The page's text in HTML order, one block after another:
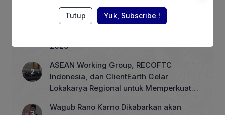
Terhimpit Persoalan Keuangan, PT GNI
2026
ASEAN Working Group, RECOFTC
Indonesia, dan ClientEarth Gelar
Lokakarya Regional untuk Memperkuat
Wagub Rano Karno Dikabarkan akan
Tutup Yuk, Subscribe !